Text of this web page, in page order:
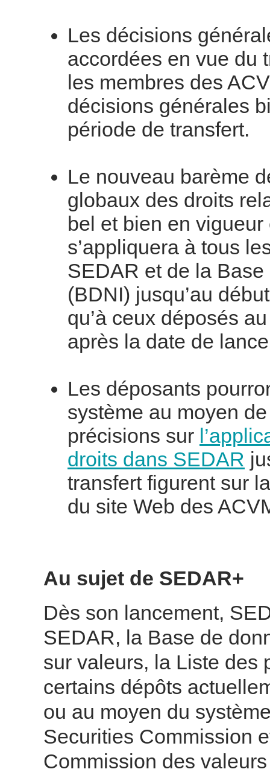
Les décisions
accordées en vue du
les membres des
décisions générales
période de transfert.
Le nouveau barème
globaux des droits
bel et bien en
s’appliquera à tous
SEDAR et de la
(BDNI) jusqu’au
qu’à ceux déposés
après la date de
Les déposants
système au moyen
précisions sur
droits dans SEDAR
transfert figurent sur
du site Web des
Au sujet de SEDAR+
Dès son lancement,
SEDAR, la Base de
sur valeurs, la Liste des
certains dépôts
ou au moyen du
Securities Commission
Commission des